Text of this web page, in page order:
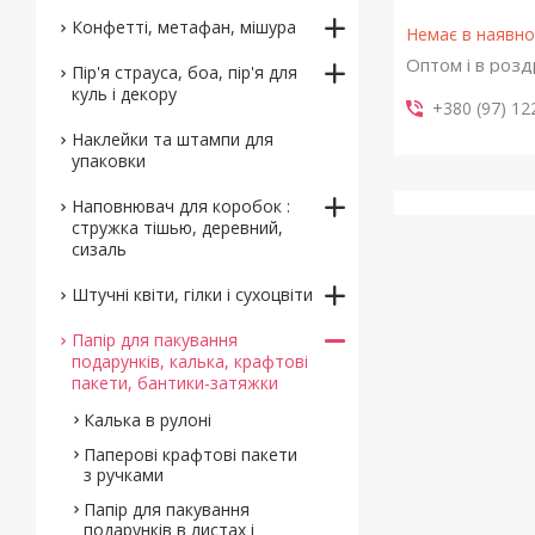
Немає в
Оптом і в
+380 (97)
Конфетті, метафан, мішура
Пір'я страуса, боа, пір'я для
куль і декору
Наклейки та штампи для
упаковки
Наповнювач для коробок :
стружка тішью, деревний,
сизаль
Штучні квіти, гілки і сухоцвіти
Папір для пакування
подарунків, калька, крафтові
пакети, бантики-затяжки
Калька в рулоні
Паперові крафтові пакети
з ручками
Папір для пакування
подарунків в листах і